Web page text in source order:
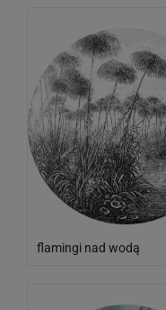
flamingi nad wodą